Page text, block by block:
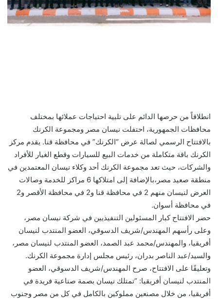
انطلاقاً من حرصها الدائم على تلبية احتياجات عملائها بمختلف
محافظات الجمهورية، احتفلت نيسان مصر ومجموعة الكرنك
بالافتتاح الرسمي لصالة عرض “الكرنك” في محافظة قنا. يقدم مركز
الكرنك باقة متكاملة من خدمات البيع للسيارات وقطع الغيار للأفراد
والشركات، حيث تعد مجموعة الكرنك أحد وكلاء نيسان المعتمدين في
منطقة صعيد مصر،بالإضافة إلى امتلاكها 6 مراكز للخدمة وصالات
العرض لنيسان منهم 2 في محافظة قنا و2 في محافظة الأقصر و2
في محافظة أسوان.
حضر الافتتاح كبار المسئولين التنفيذيين في شركة نيسان مصر،
وعلى رأسهم المهندس/شريف الدسوقي، العضو المنتدب لنيسان
أفريقيا، والمهندس/محمد عبد الصمد، العضو المنتدب لنيسان مصر،
والسيد/عبد الناصر بدران، رئيس مجلس إدارة مجموعة الكرنك.
وتعليقًا على الافتتاح، صرح المهندس/شريف الدسوقي، العضو
المنتدب لنيسان أفريقيا: “تمتلك نيسان بصمة صناعية فريدة في
أفريقيا، من خلال مصنعين مملوكين بالكامل في كل من مصر وجنوب